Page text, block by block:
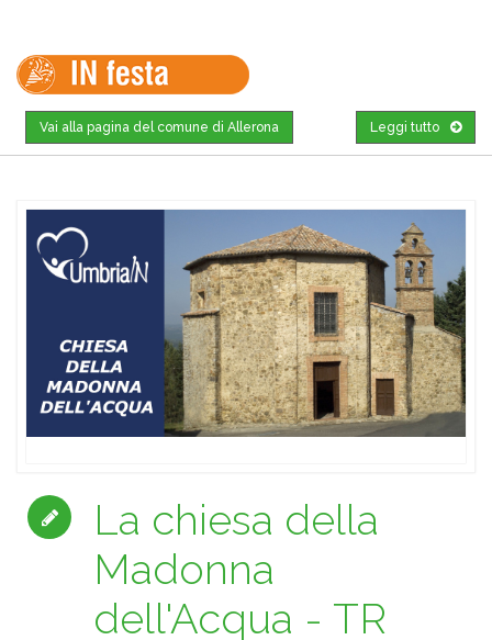
Leggi tutto
Vai alla pagina del comune di Allerona
La chiesa della
Madonna
dell'Acqua - TR